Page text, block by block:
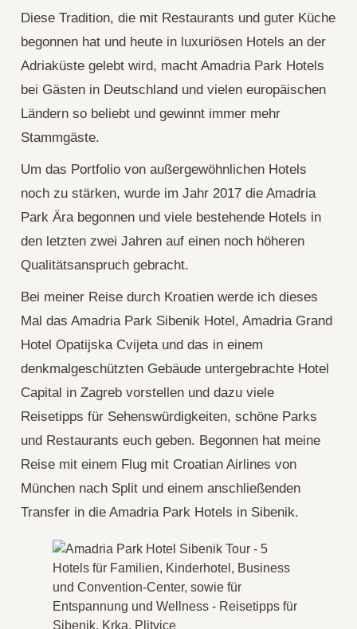
Diese Tradition, die mit Restaurants und guter Küche
begonnen hat und heute in luxuriösen Hotels an der
Adriaküste gelebt wird, macht Amadria Park Hotels
bei Gästen in Deutschland und vielen europäischen
Ländern so beliebt und gewinnt immer mehr
Stammgäste.
Um das Portfolio von außergewöhnlichen Hotels
noch zu stärken, wurde im Jahr 2017 die Amadria
Park Ära begonnen und viele bestehende Hotels in
den letzten zwei Jahren auf einen noch höheren
Qualitätsanspruch gebracht.
Bei meiner Reise durch Kroatien werde ich dieses
Mal das Amadria Park Sibenik Hotel, Amadria Grand
Hotel Opatijska Cvijeta und das in einem
denkmalgeschützten Gebäude untergebrachte Hotel
Capital in Zagreb vorstellen und dazu viele
Reisetipps für Sehenswürdigkeiten, schöne Parks
und Restaurants euch geben. Begonnen hat meine
Reise mit einem Flug mit Croatian Airlines von
München nach Split und einem anschließenden
Transfer in die Amadria Park Hotels in Sibenik.